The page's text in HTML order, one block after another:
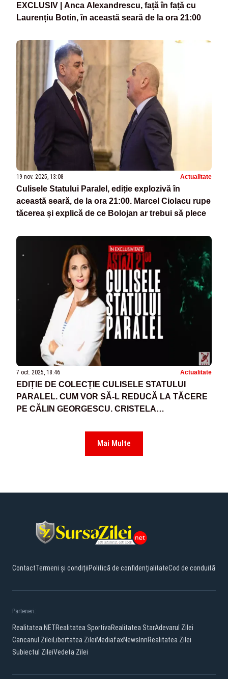
EXCLUSIV | Anca Alexandrescu, față în față cu
Laurențiu Botin, în această seară de la ora 21:00
19 nov. 2025, 13:08 Actualitate
Culisele Statului Paralel, ediție explozivă în
această seară, de la ora 21:00. Marcel Ciolacu rupe
tăcerea și explică de ce Bolojan ar trebui să plece
7 oct. 2025, 18:46 Actualitate
EDIȚIE DE COLECȚIE CULISELE STATULUI
PARALEL. CUM VOR SĂ-L REDUCĂ LA TĂCERE
PE CĂLIN GEORGESCU. CRISTELA
PENTRU ROMÂNI
Mai Multe
ContactTermeni și condițiiPolitică de confidențialitateCod de conduită
Parteneri:
Realitatea.NETRealitatea SportivaRealitatea StarAdevarul Zilei
Cancanul ZileiLibertatea ZileiMediafaxNewsInnRealitatea Zilei
Subiectul ZileiVedeta Zilei